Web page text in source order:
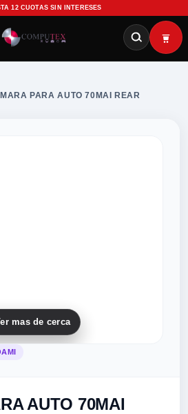
12 CUOTAS SIN INTERESES
PARA AUTO 70MAI REAR
mas de cerca
AUTO 70MAI